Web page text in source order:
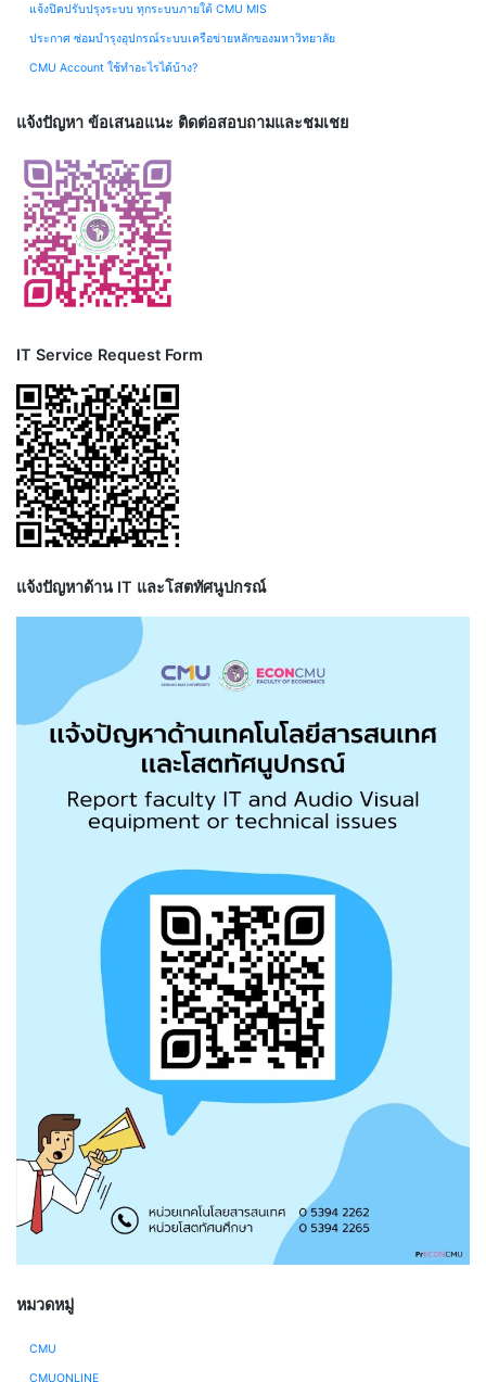
แจ้งปิดปรับปรุงระบบ ทุกระบบภายใต้ CMU MIS
ประกาศ ซ่อมบำรุงอุปกรณ์ระบบเครือข่ายหลักของมหาวิทยาลัย
CMU Account ใช้ทำอะไรได้บ้าง?
แจ้งปัญหา ข้อเสนอแนะ ติดต่อสอบถามและชมเชย
IT Service Request Form
แจ้งปัญหาด้าน IT และโสตทัศนูปกรณ์
หมวดหมู่
CMU
CMUONLINE